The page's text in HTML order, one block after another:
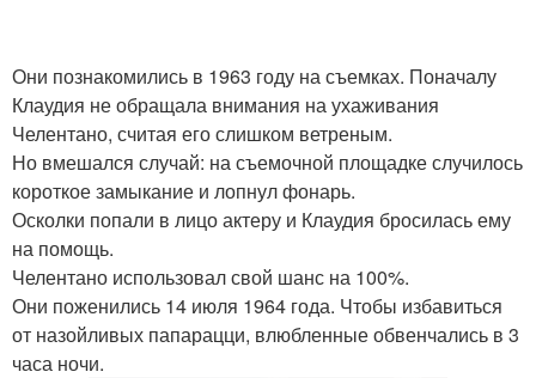
Они познакомились в 1963 году на съемках. Поначалу
Клаудия не обращала внимания на ухаживания
Челентано, считая его слишком ветреным.
Но вмешался случай: на съемочной площадке случилось
короткое замыкание и лопнул фонарь.
Осколки попали в лицо актеру и Клаудия бросилась ему
на помощь.
Челентано использовал свой шанс на 100%.
Они поженились 14 июля 1964 года. Чтобы избавиться
от назойливых папарацци, влюбленные обвенчались в 3
часа ночи.